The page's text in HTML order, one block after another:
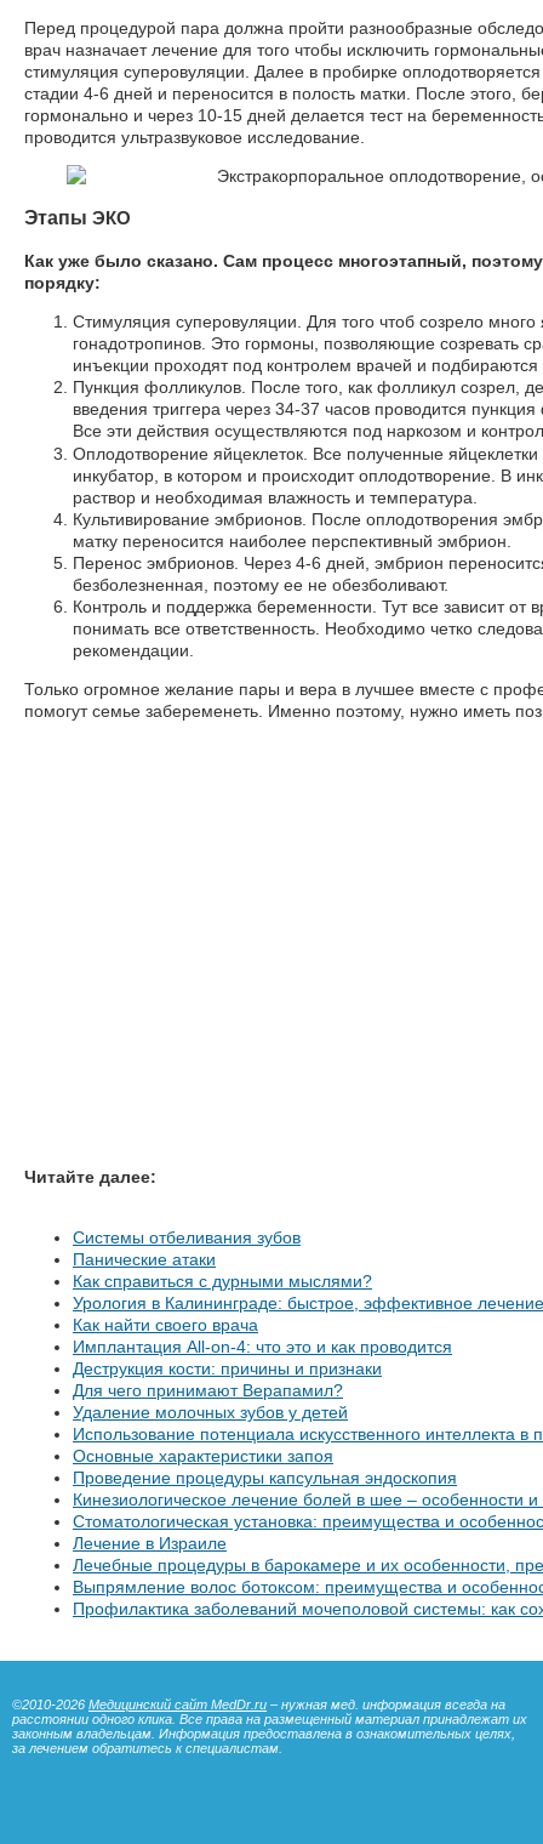
Перед процедурой пара должна пройти разнообразные
врач назначает лечение для того чтобы исключить
стимуляция суперовуляции. Далее в пробирке
стадии 4-6 дней и переносится в полость матки. После этого,
гормонально и через 10-15 дней делается тест на
проводится ультразвуковое исследование.
Этапы ЭКО
Как уже было сказано. Сам процесс многоэтапный,
порядку:
Стимуляция суперовуляции. Для того чтоб созрело много
гонадотропинов. Это гормоны, позволяющие созревать
инъекции проходят под контролем врачей и
Пункция фолликулов. После того, как фолликул созрел,
введения триггера через 34-37 часов проводится
Все эти действия осуществляются под наркозом и
Оплодотворение яйцеклеток. Все полученные
инкубатор, в котором и происходит оплодотворение. В
раствор и необходимая влажность и температура.
Культивирование эмбрионов. После оплодотворения
матку переносится наиболее перспективный эмбрион.
Перенос эмбрионов. Через 4-6 дней, эмбрион
безболезненная, поэтому ее не обезболивают.
Контроль и поддержка беременности. Тут все зависит
понимать все ответственность. Необходимо четко
рекомендации.
Только огромное желание пары и вера в лучшее вместе с
помогут семье забеременеть. Именно поэтому, нужно иметь
Читайте далее:
Системы отбеливания зубов
Панические атаки
Как справиться с дурными мыслями?
Урология в Калининграде: быстрое, эффективное
Как найти своего врача
Имплантация All-on-4: что это и как проводится
Деструкция кости: причины и признаки
Для чего принимают Верапамил?
Удаление молочных зубов у детей
Использование потенциала искусственного интеллекта
Основные характеристики запоя
Проведение процедуры капсульная эндоскопия
Кинезиологическое лечение болей в шее – особенности
Стоматологическая установка: преимущества и
Лечение в Израиле
Лечебные процедуры в барокамере и их особенности,
Выпрямление волос ботоксом: преимущества и
Профилактика заболеваний мочеполовой системы: как
©2010-2026 Медицинский сайт MedDr.ru – нужная мед. информация всегда на
расстоянии одного клика. Все права на размещенный материал принадлежат их
законным владельцам. Информация предоставлена в ознакомительных целях,
за лечением обратитесь к специалистам.